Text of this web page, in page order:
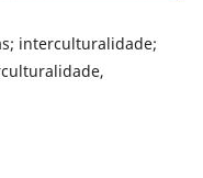
interculturalidade;